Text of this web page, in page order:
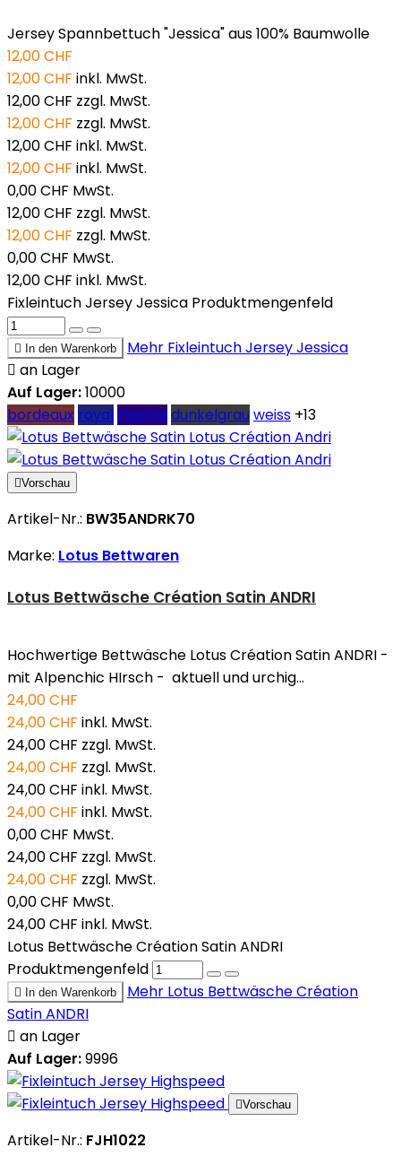
Jersey Spannbettuch "Jessica" aus 100% Baumwolle
12,00 CHF
12,00 CHF inkl. MwSt.
12,00 CHF zzgl. MwSt.
12,00 CHF zzgl. MwSt.
12,00 CHF inkl. MwSt.
12,00 CHF inkl. MwSt.
0,00 CHF MwSt.
12,00 CHF zzgl. MwSt.
12,00 CHF zzgl. MwSt.
0,00 CHF MwSt.
12,00 CHF inkl. MwSt.
Fixleintuch Jersey Jessica Produktmengenfeld
 In den Warenkorb Mehr Fixleintuch Jersey Jessica
 an Lager
Auf Lager:10000
bordeaux royal marine dunkelgrauweiss +13
Vorschau
Artikel-Nr.: BW35ANDRK70
Marke: Lotus Bettwaren
Lotus Bettwäsche Création Satin ANDRI
Hochwertige Bettwäsche Lotus Création Satin ANDRI -
mit Alpenchic HIrsch - aktuell und urchig...
24,00 CHF
24,00 CHF inkl. MwSt.
24,00 CHF zzgl. MwSt.
24,00 CHF zzgl. MwSt.
24,00 CHF inkl. MwSt.
24,00 CHF inkl. MwSt.
0,00 CHF MwSt.
24,00 CHF zzgl. MwSt.
24,00 CHF zzgl. MwSt.
0,00 CHF MwSt.
24,00 CHF inkl. MwSt.
Lotus Bettwäsche Création Satin ANDRI
Produktmengenfeld
 In den Warenkorb Mehr Lotus Bettwäsche Création
Satin ANDRI
 an Lager
Auf Lager:9996
Vorschau
Artikel-Nr.: FJH1022